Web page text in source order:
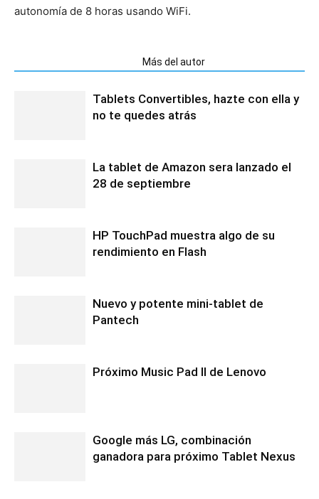
autonomía de 8 horas usando WiFi.
Más del autor
Tablets Convertibles, hazte con ella y
no te quedes atrás
La tablet de Amazon sera lanzado el
28 de septiembre
HP TouchPad muestra algo de su
rendimiento en Flash
Nuevo y potente mini-tablet de
Pantech
Próximo Music Pad II de Lenovo
Google más LG, combinación
ganadora para próximo Tablet Nexus